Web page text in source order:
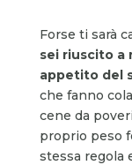
Forse ti sarà
sei riuscito a
appetito del
che fanno
cene da
proprio peso
stessa regola